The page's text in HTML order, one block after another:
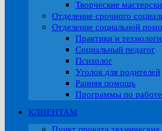
Творческие
Отделение срочного
Отделение социальной
Практики и
Социальный педагог
Психолог
Уголок для родителей
Ранняя помощь
Программы по
КЛИЕНТАМ